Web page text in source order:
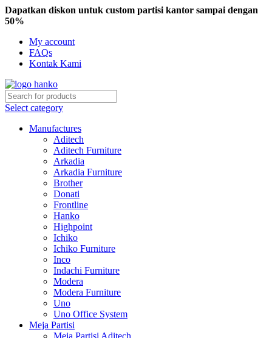
Dapatkan diskon untuk custom partisi kantor sampai dengan
50%
My account
FAQs
Kontak Kami
Select category
Manufactures
Aditech
Aditech Furniture
Arkadia
Arkadia Furniture
Brother
Donati
Frontline
Hanko
Highpoint
Ichiko
Ichiko Furniture
Inco
Indachi Furniture
Modera
Modera Furniture
Uno
Uno Office System
Meja Partisi
Meja Partisi Aditech